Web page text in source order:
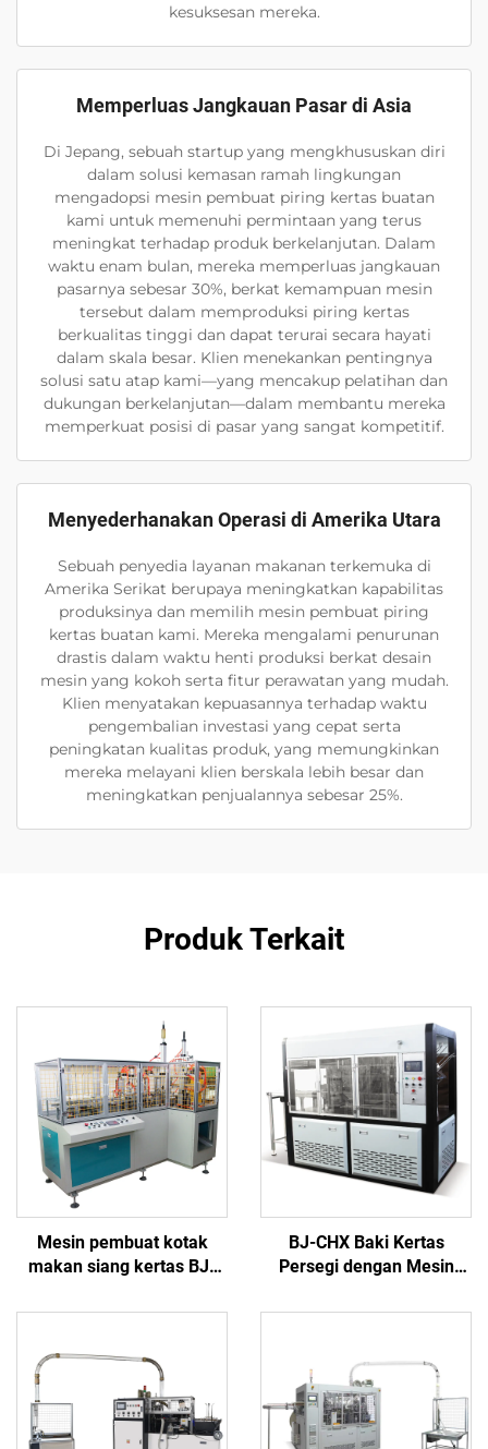
kesuksesan mereka.
Memperluas Jangkauan Pasar di Asia
Di Jepang, sebuah startup yang mengkhususkan diri
dalam solusi kemasan ramah lingkungan
mengadopsi mesin pembuat piring kertas buatan
kami untuk memenuhi permintaan yang terus
meningkat terhadap produk berkelanjutan. Dalam
waktu enam bulan, mereka memperluas jangkauan
pasarnya sebesar 30%, berkat kemampuan mesin
tersebut dalam memproduksi piring kertas
berkualitas tinggi dan dapat terurai secara hayati
dalam skala besar. Klien menekankan pentingnya
solusi satu atap kami—yang mencakup pelatihan dan
dukungan berkelanjutan—dalam membantu mereka
memperkuat posisi di pasar yang sangat kompetitif.
Menyederhanakan Operasi di Amerika Utara
Sebuah penyedia layanan makanan terkemuka di
Amerika Serikat berupaya meningkatkan kapabilitas
produksinya dan memilih mesin pembuat piring
kertas buatan kami. Mereka mengalami penurunan
drastis dalam waktu henti produksi berkat desain
mesin yang kokoh serta fitur perawatan yang mudah.
Klien menyatakan kepuasannya terhadap waktu
pengembalian investasi yang cepat serta
peningkatan kualitas produk, yang memungkinkan
mereka melayani klien berskala lebih besar dan
meningkatkan penjualannya sebesar 25%.
Produk Terkait
Mesin pembuat kotak
makan siang kertas BJ-
BJ-CHX Baki Kertas
Persegi dengan Mesin